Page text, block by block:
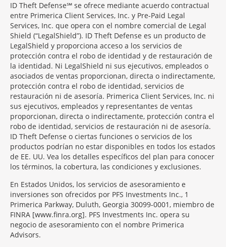
ID Theft Defense℠ se ofrece mediante acuerdo contractual
entre Primerica Client Services, Inc. y Pre-Paid Legal
Services, Inc. que opera con el nombre comercial de Legal
Shield (“LegalShield”). ID Theft Defense es un producto de
LegalShield y proporciona acceso a los servicios de
protección contra el robo de identidad y de restauración de
la identidad. Ni LegalShield ni sus ejecutivos, empleados o
asociados de ventas proporcionan, directa o indirectamente,
protección contra el robo de identidad, servicios de
restauración ni de asesoría. Primerica Client Services, Inc. ni
sus ejecutivos, empleados y representantes de ventas
proporcionan, directa o indirectamente, protección contra el
robo de identidad, servicios de restauración ni de asesoría.
ID Theft Defense o ciertas funciones o servicios de los
productos podrían no estar disponibles en todos los estados
de EE. UU. Vea los detalles específicos del plan para conocer
los términos, la cobertura, las condiciones y exclusiones.
En Estados Unidos, los servicios de asesoramiento e
inversiones son ofrecidos por PFS Investments Inc., 1
Primerica Parkway, Duluth, Georgia 30099-0001, miembro de
FINRA [www.finra.org]. PFS Investments Inc. opera su
negocio de asesoramiento con el nombre Primerica
Advisors.